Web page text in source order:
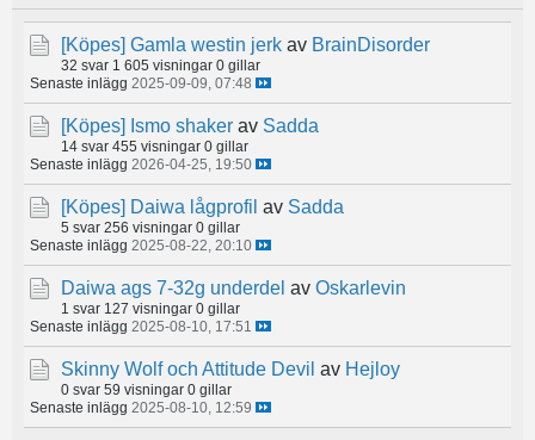
[Köpes] Gamla westin jerk av BrainDisorder
32 svar 1 605 visningar 0 gillar
Senaste inlägg 2025-09-09, 07:48
[Köpes] Ismo shaker av Sadda
14 svar 455 visningar 0 gillar
Senaste inlägg 2026-04-25, 19:50
[Köpes] Daiwa lågprofil av Sadda
5 svar 256 visningar 0 gillar
Senaste inlägg 2025-08-22, 20:10
Daiwa ags 7-32g underdel av Oskarlevin
1 svar 127 visningar 0 gillar
Senaste inlägg 2025-08-10, 17:51
Skinny Wolf och Attitude Devil av Hejloy
0 svar 59 visningar 0 gillar
Senaste inlägg 2025-08-10, 12:59